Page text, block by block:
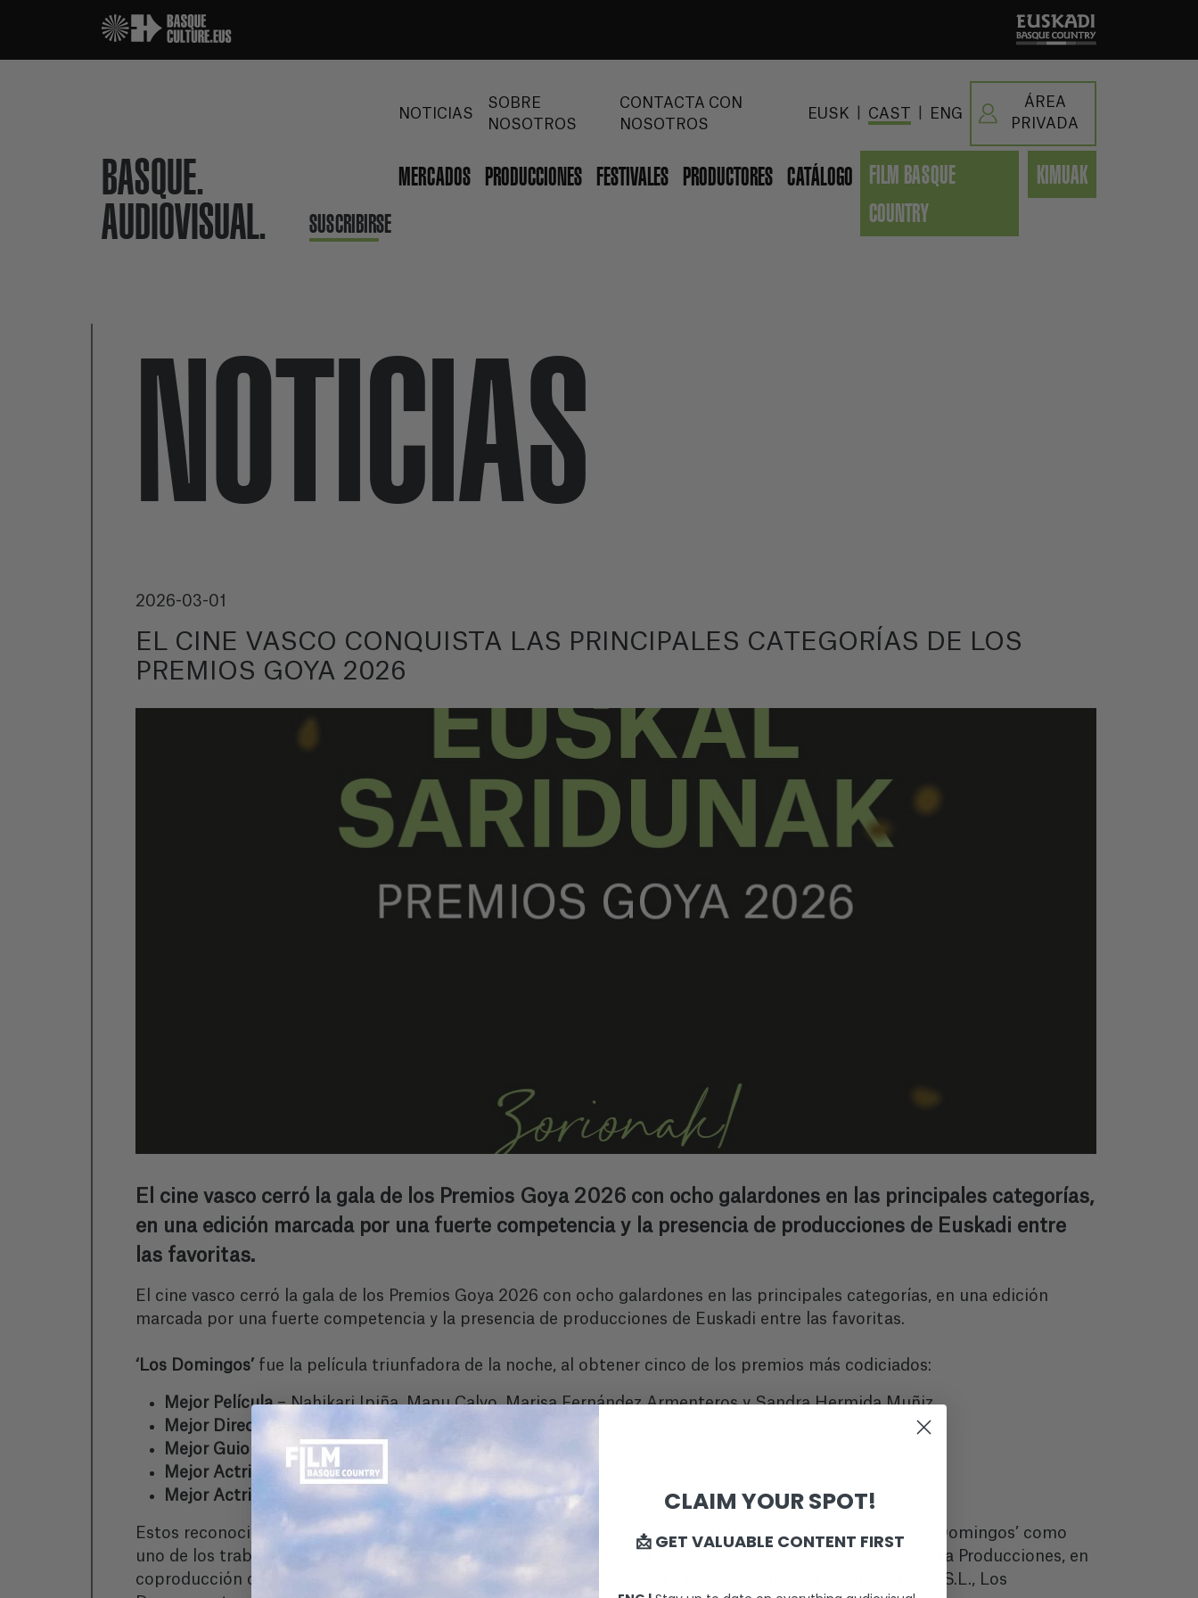
BASQUE.
AUDIOVISUAL.
SUSCRIBIRSE
NOTICIAS
SOBRE
NOSOTROS
CONTACTA CON
NOSOTROS
EUSK CAST ENG
ÁREA
PRIVADA
MERCADOS PRODUCCIONES FESTIVALES PRODUCTORES CATÁLOGO
FILM BASQUE
COUNTRY
KIMUAK
NOTICIAS
2026-03-01
EL CINE VASCO CONQUISTA LAS PRINCIPALES CATEGORÍAS DE LOS
PREMIOS GOYA 2026
El cine vasco cerró la gala de los Premios Goya 2026 con ocho galardones en las principales categorías,
en una edición marcada por una fuerte competencia y la presencia de producciones de Euskadi entre
las favoritas.
El cine vasco cerró la gala de los Premios Goya 2026 con ocho galardones en las principales categorías, en una edición
marcada por una fuerte competencia y la presencia de producciones de Euskadi entre las favoritas.
‘Los Domingos’ fue la película triunfadora de la noche, al obtener cinco de los premios más codiciados:
Mejor Película– Nahikari Ipiña, Manu Calvo, Marisa Fernández Armenteros y Sandra Hermida Muñiz
Mejor Dirección
Mejor Guion Original– Alauda Ruiz de Azúa
Mejor Actriz Protagonista– Patricia López Arnaiz
Mejor Actriz de Reparto– Nagore Aranburu
Estos reconocimientos consolidan la trayectoria de Alauda Ruiz de Azúa y refuerzan la posición de ‘Los Domingos’ como
uno de los trabajos clave del año. La producción cuenta con la participación de la compañía vasca Sayaka Producciones, en
coproducción con Buena Pinta Media S.L.U., Colosé Producciones S.L., Encanta Films S.L., Think Studio S.L., Los
CLAIM YOUR SPOT!
📩 GET VALUABLE CONTENT FIRST